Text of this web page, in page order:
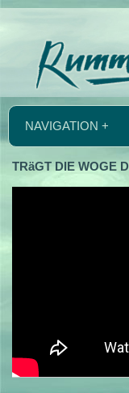
NAVIGATION +
TRäGT DIE WOGE